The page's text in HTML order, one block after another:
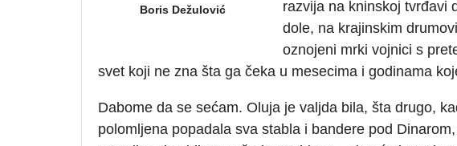
Boris Dežulović
razvija na kninskoj tvrđavi
dole, na krajinskim
oznojeni mrki vojnici s
svet koji ne zna šta ga čeka u mesecima i godinama
Dabome da se sećam. Oluja je valjda bila, šta drugo,
polomljena popadala sva stabla i bandere pod